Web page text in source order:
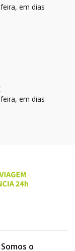
em dias
em dias
Somos o